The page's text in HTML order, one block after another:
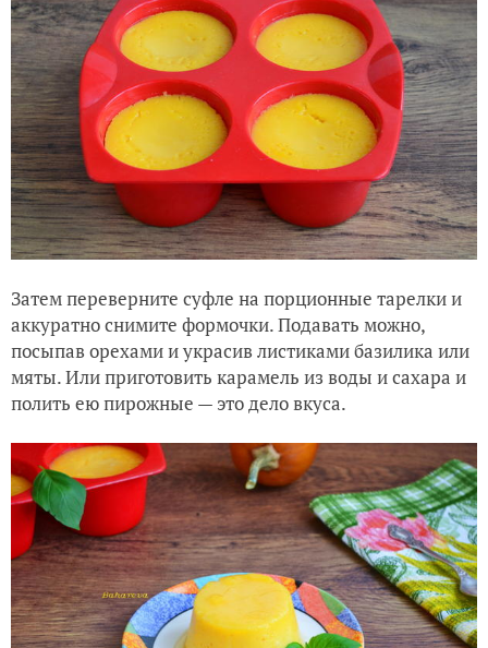
Затем переверните суфле на порционные тарелки и
аккуратно снимите формочки. Подавать можно,
посыпав орехами и украсив листиками базилика или
мяты. Или приготовить карамель из воды и сахара и
полить ею пирожные — это дело вкуса.